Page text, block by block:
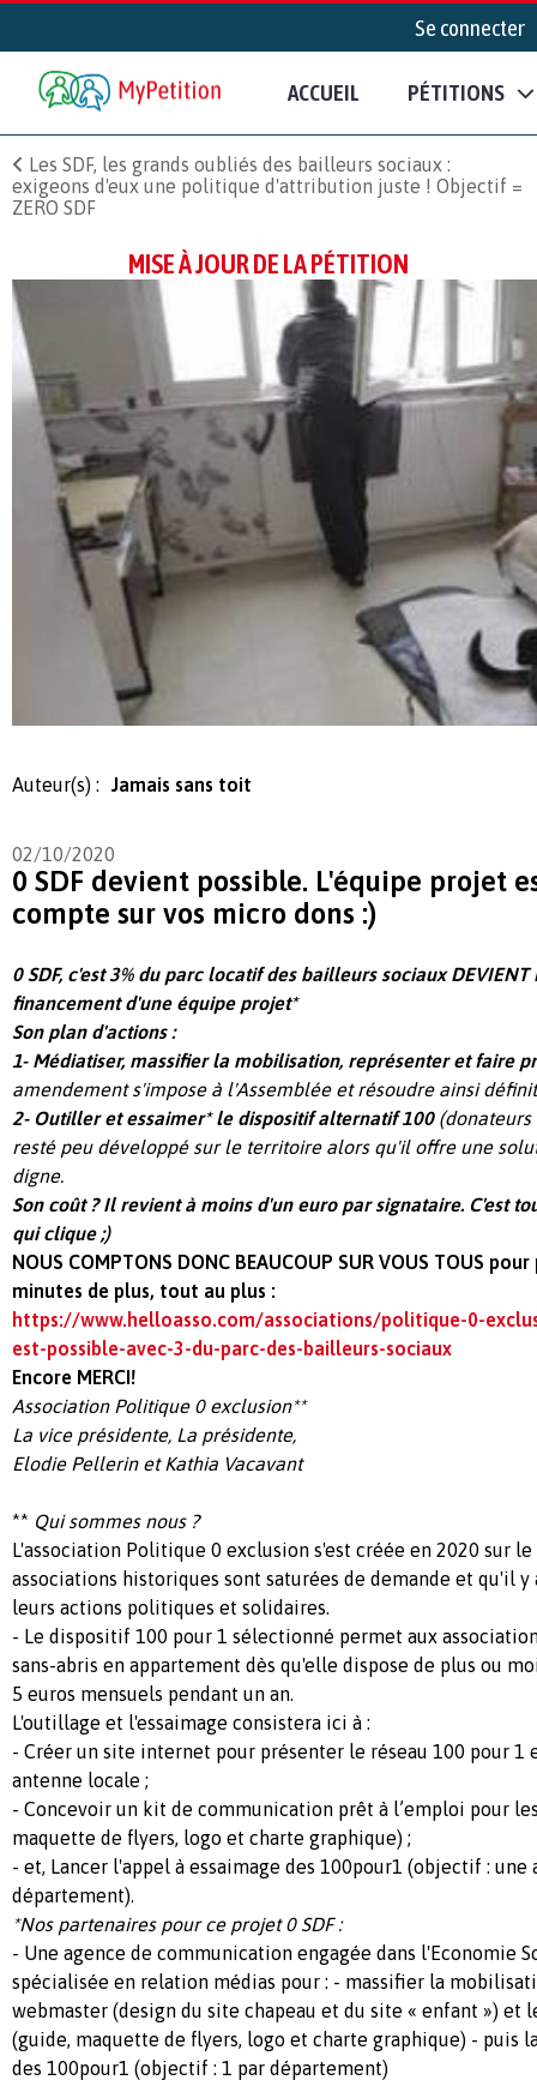
Se connecter
ACCUEIL PÉTITIONS
Les SDF, les grands oubliés des bailleurs sociaux :
exigeons d'eux une politique d'attribution juste ! Objectif =
ZERO SDF
MISE À JOUR DE LA PÉTITION
Auteur(s) : Jamais sans toit
02/10/2020
0 SDF devient possible. L'équipe projet
compte sur vos micro dons :)
0 SDF, c'est 3% du parc locatif des bailleurs sociaux DEVIENT
financement d'une équipe projet*
Son plan d'actions :
1- Médiatiser, massifier la mobilisation, représenter et faire
amendement s'impose à l'Assemblée et résoudre ainsi
2- Outiller et essaimer* le dispositif alternatif 100(donateurs
resté peu développé sur le territoire alors qu'il offre une
digne.
Son coût ? Il revient à moins d'un euro par signataire. C'est
qui clique ;)
NOUS COMPTONS DONC BEAUCOUP SUR VOUS TOUS
minutes de plus, tout au plus :
https://www.helloasso.com/associations/politique-0-
est-possible-avec-3-du-parc-des-bailleurs-sociaux
Encore MERCI!
Association Politique 0 exclusion**
La vice présidente, La présidente,
Elodie Pellerin et Kathia Vacavant
** Qui sommes nous ?
L'association Politique 0 exclusion s'est créée en 2020 sur
associations historiques sont saturées de demande et qu'il
leurs actions politiques et solidaires.
- Le dispositif 100 pour 1 sélectionné permet aux
sans-abris en appartement dès qu'elle dispose de plus ou
5 euros mensuels pendant un an.
L'outillage et l'essaimage consistera ici à :
- Créer un site internet pour présenter le réseau 100 pour 1
antenne locale ;
- Concevoir un kit de communication prêt à l’emploi pour
maquette de flyers, logo et charte graphique) ;
- et, Lancer l'appel à essaimage des 100pour1 (objectif : une
département).
*Nos partenaires pour ce projet 0 SDF :
- Une agence de communication engagée dans l'Economie
spécialisée en relation médias pour : - massifier la
webmaster (design du site chapeau et du site « enfant ») et
(guide, maquette de flyers, logo et charte graphique) - puis
des 100pour1 (objectif : 1 par département)